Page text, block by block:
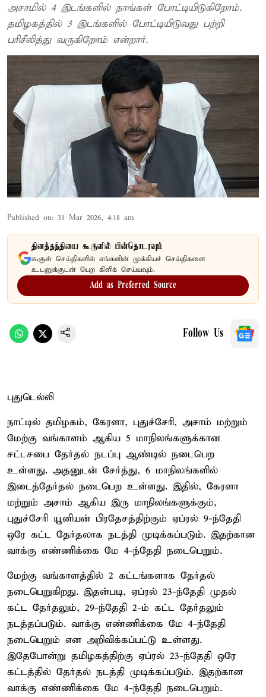
அசாமில் 4 இடங்களில் நாங்கள் போட்டியிடுகிறோம்.
தமிழகத்தில் 3 இடங்களில் போட்டியிடுவது பற்றி
பரிசீலித்து வருகிறோம் என்றார்.
Published on: 31 Mar 2026, 4:18 am
தினத்தந்தியை கூகுளில் பின்தொடரவும்
கூகுள் செய்திகளில் எங்களின் முக்கியச் செய்திகளை
உடனுக்குடன் பெற கிளிக் செய்யவும்.
Add as Preferred Source
Follow Us
புதுடெல்லி
நாட்டில் தமிழகம், கேரளா, புதுச்சேரி, அசாம் மற்றும்
மேற்கு வங்காளம் ஆகிய 5 மாநிலங்களுக்கான
சட்டசபை தேர்தல் நடப்பு ஆண்டில் நடைபெற
உள்ளது. அதனுடன் சேர்த்து, 6 மாநிலங்களில்
இடைத்தேர்தல் நடைபெற உள்ளது. இதில், கேரளா
மற்றும் அசாம் ஆகிய இரு மாநிலங்களுக்கும்,
புதுச்சேரி யூனியன் பிரதேசத்திற்கும் ஏப்ரல் 9-ந்தேதி
ஒரே கட்ட தேர்தலாக நடத்தி முடிக்கப்படும். இதற்கான
வாக்கு எண்ணிக்கை மே 4-ந்தேதி நடைபெறும்.
மேற்கு வங்காளத்தில் 2 கட்டங்களாக தேர்தல்
நடைபெறுகிறது. இதன்படி, ஏப்ரல் 23-ந்தேதி முதல்
கட்ட தேர்தலும், 29-ந்தேதி 2-ம் கட்ட தேர்தலும்
நடத்தப்படும். வாக்கு எண்ணிக்கை மே 4-ந்தேதி
நடைபெறும் என அறிவிக்கப்பட்டு உள்ளது.
இதேபோன்று தமிழகத்திற்கு ஏப்ரல் 23-ந்தேதி ஒரே
கட்டத்தில் தேர்தல் நடத்தி முடிக்கப்படும். இதற்கான
வாக்கு எண்ணிக்கை மே 4-ந்தேதி நடைபெறும்.